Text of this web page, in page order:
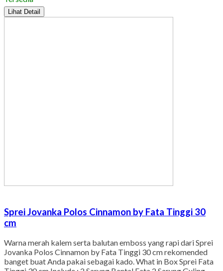
Lihat Detail
Sprei Jovanka Polos Cinnamon by Fata Tinggi 30
cm
Warna merah kalem serta balutan emboss yang rapi dari Sprei
Jovanka Polos Cinnamon by Fata Tinggi 30 cm rekomended
banget buat Anda pakai sebagai kado. What in Box Sprei Fata